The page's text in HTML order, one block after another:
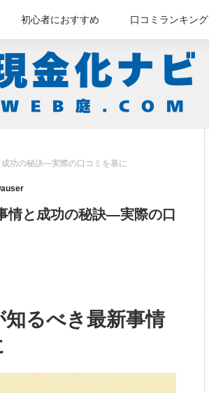
初心者におすすめ 口コミランキング
功の秘訣—実際の口コミを基に
情と成功の秘訣—実際の口
るべき最新事情